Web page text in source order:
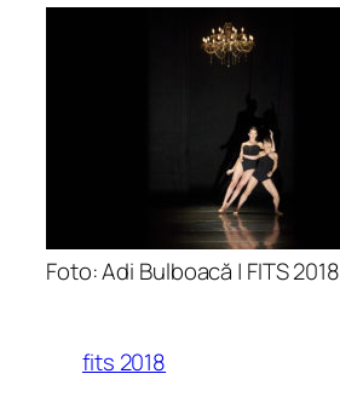
Foto: Adi Bulboacă | FITS 2018
fits 2018